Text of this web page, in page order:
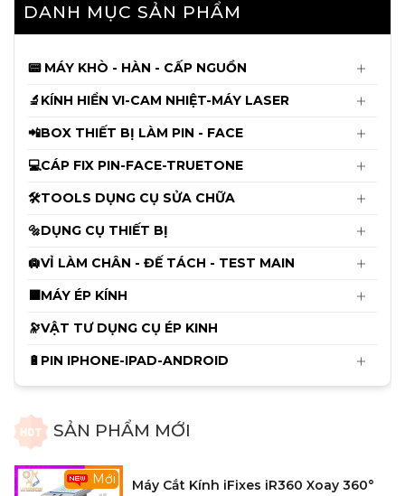
DANH MỤC SẢN PHẨM
📟 MÁY KHÒ - HÀN - CẤP NGUỒN
🔬KÍNH HIỂN VI-CAM NHIỆT-MÁY LASER
📲BOX THIẾT BỊ LÀM PIN - FACE
💻CÁP FIX PIN-FACE-TRUETONE
🛠️TOOLS DỤNG CỤ SỬA CHỮA
🔩DỤNG CỤ THIẾT BỊ
🛄VỈ LÀM CHÂN - ĐẾ TÁCH - TEST MAIN
⬛MÁY ÉP KÍNH
🔭VẬT TƯ DỤNG CỤ ÉP KINH
🔋PIN IPHONE-IPAD-ANDROID
SẢN PHẨM MỚI
Khò Sugon 8650Pro Bản Tiêu Chuẫn
6.550.000đ
6.650.000đ
Mới
Cam 4K Ultra HD Trắng Điều Khiển
Bằng Chuột
2.850.000đ
Cáp sửa Face ID Không Khò Hàn
Thảm Kỹ Thuật Chống Cháy RF-P015
Có Đế Cắm Tovit ( Size 45cm x 28cm )
350.000đ
Mới
Máy Cắt Kính iFixes iR360 Xoay 360°